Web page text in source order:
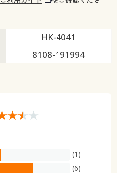
HK-4041
8108-191994
(1)
(6)